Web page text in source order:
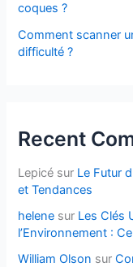
coques ?
Comment scanner
difficulté ?
Recent
Lepicé sur Le Futur
et Tendances
helene sur Les Clés
l’Environnement :
William Olson sur